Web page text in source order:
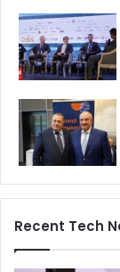
Recent Tech